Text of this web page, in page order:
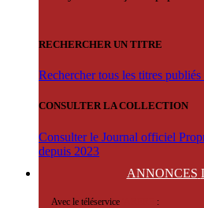
RECHERCHER UN TITRE
Rechercher tous les titres
CONSULTER LA COLLECTION
Consulter le Journal officiel
depuis 2023
ANNONCES
Avec le téléservice :